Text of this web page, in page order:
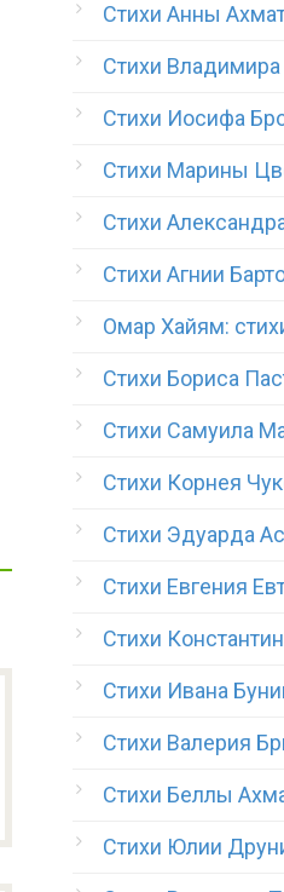
Стихи Анны
Стихи
Стихи Иосифа
Стихи Марины
Стихи
Стихи Агнии
Омар Хайям:
Стихи Бориса
Стихи Самуила
Стихи Корнея
Стихи Эдуарда
Стихи Евгения
Стихи
Стихи Ивана
Стихи Валерия
Стихи Беллы
Стихи Юлии